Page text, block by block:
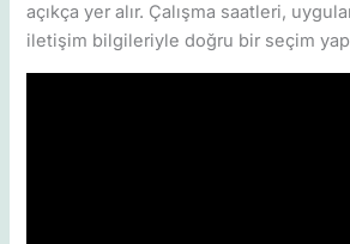
açıkça yer alır. Çalışma saatleri,
iletişim bilgileriyle doğru bir seçim